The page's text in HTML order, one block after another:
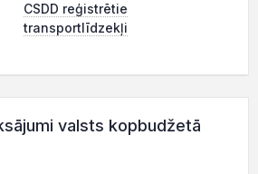
CSDD reģistrētie
transportlīdzekļi
valsts kopbudžetā